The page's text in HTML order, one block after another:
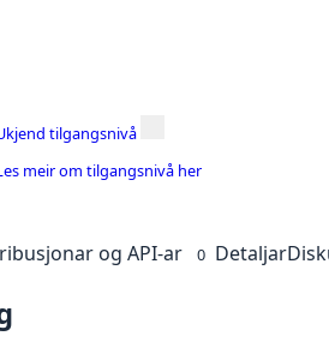
tilgangsnivå
meir om tilgangsnivå her
og API-ar 0 Detaljar